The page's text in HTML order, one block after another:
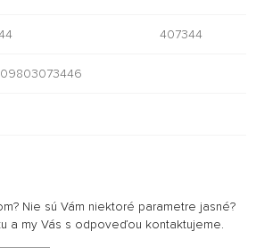
407344
Nie sú Vám niektoré parametre jasné?
a my Vás s odpoveďou kontaktujeme.